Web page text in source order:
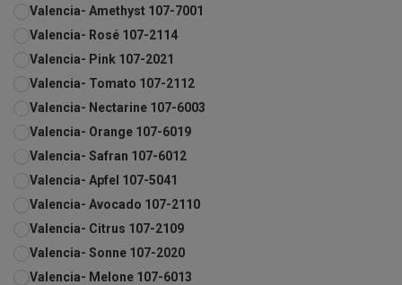
Valencia- Amethyst 107-7001
Valencia- Rosé 107-2114
Valencia- Pink 107-2021
Valencia- Tomato 107-2112
Valencia- Nectarine 107-6003
Valencia- Orange 107-6019
Valencia- Safran 107-6012
Valencia- Apfel 107-5041
Valencia- Avocado 107-2110
Valencia- Citrus 107-2109
Valencia- Sonne 107-2020
Valencia- Melone 107-6013